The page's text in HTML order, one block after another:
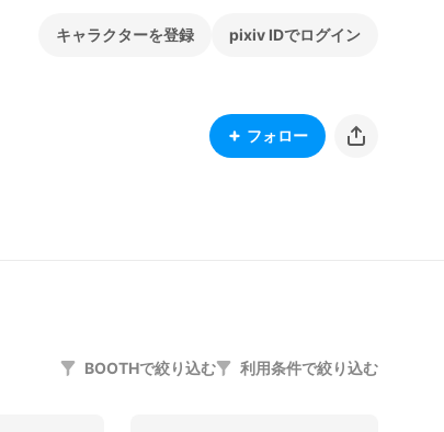
キャラクターを登録 pixiv IDでログイン
フォロー
BOOTHで絞り込む 利用条件で絞り込む